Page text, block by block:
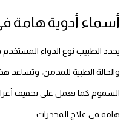
أسماء أدوية هامة
يحدد الطبيب نوع الدواء
والحالة الطبية للمدمن،
السموم كما تعمل على تخفيف
هامة في علاج المخدرات: